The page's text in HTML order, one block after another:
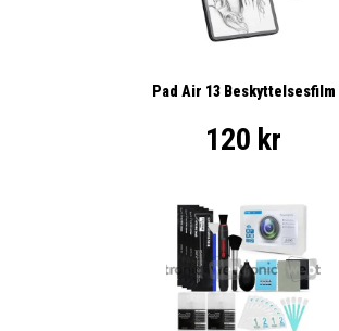
Pad Air 13 Beskyttelsesfilm
120 kr